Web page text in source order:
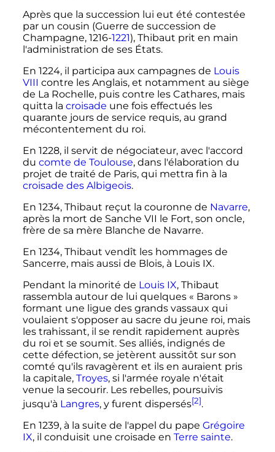
Après que la succession lui eut été contestée
par un cousin (Guerre de succession de
Champagne, 1216-1221), Thibaut prit en main
l'administration de ses États.
En 1224, il participa aux campagnes de Louis
VIII contre les Anglais, et notamment au siège
de La Rochelle, puis contre les Cathares, mais
quitta la croisade une fois effectués les
quarante jours de service requis, au grand
mécontentement du roi.
En 1228, il servit de négociateur, avec l'accord
du comte de Toulouse, dans l'élaboration du
projet de traité de Paris, qui mettra fin à la
croisade des Albigeois.
En 1234, Thibaut reçut la couronne de Navarre,
après la mort de Sanche VII le Fort, son oncle,
frère de sa mère Blanche de Navarre.
En 1234, Thibaut vendît les hommages de
Sancerre, mais aussi de Blois, à Louis IX.
Pendant la minorité de Louis IX, Thibaut
rassembla autour de lui quelques « Barons »
formant une ligue des grands vassaux qui
voulaient s'opposer au sacre du jeune roi, mais
les trahissant, il se rendit rapidement auprès
du roi et se soumit. Ses alliés, indignés de
cette défection, se jetèrent aussitôt sur son
comté qu'ils ravagèrent et ils en auraient pris
la capitale, Troyes, si l'armée royale n'était
venue la secourir. Les rebelles, poursuivis
jusqu'à Langres, y furent dispersés[2].
En 1239, à la suite de l'appel du pape Grégoire
IX, il conduisit une croisade en Terre sainte.